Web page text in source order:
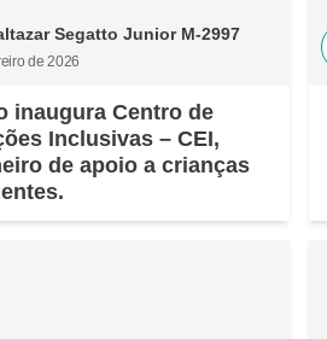
Segatto Junior M-2997
de 2026
inaugura Centro de
Inclusivas – CEI,
de apoio a crianças